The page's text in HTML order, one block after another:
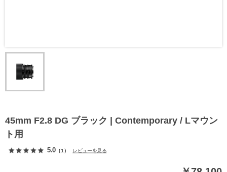
45mm F2.8 DG ブラック | Contemporary / Lマウン
ト用
5.0 （1） レビューを見る